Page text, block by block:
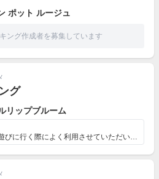
ポット ルージュ
ング作成者を募集しています
グ
リップブルーム
プライベートで遊びに行く際によく利用させていただいてい...